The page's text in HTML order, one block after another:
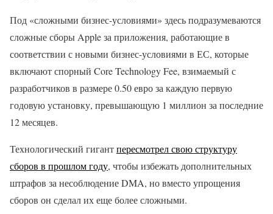
Под «сложными бизнес-условиями» здесь подразумеваются
сложные сборы Apple за приложения, работающие в
соответствии с новыми бизнес-условиями в ЕС, которые
включают спорный Core Technology Fee, взимаемый с
разработчиков в размере 0.50 евро за каждую первую
годовую установку, превышающую 1 миллион за последние
12 месяцев.
Технологический гигантпересмотрел свою структуру
сборов в прошлом году, чтобы избежать дополнительных
штрафов за несоблюдение DMA, но вместо упрощения
сборов он сделал их еще более сложными.